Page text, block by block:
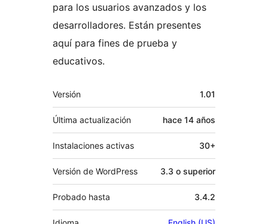
para los usuarios avanzados y los
desarrolladores. Están presentes
aquí para fines de prueba y
educativos.
Meta
Versión 1.01
Última actualización hace 14 años
Instalaciones activas 30+
Versión de WordPress 3.3 o superior
Probado hasta 3.4.2